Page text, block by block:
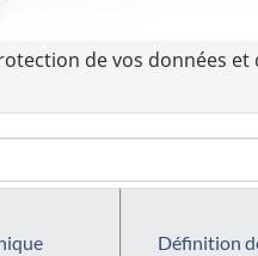
de vos données et
Définition